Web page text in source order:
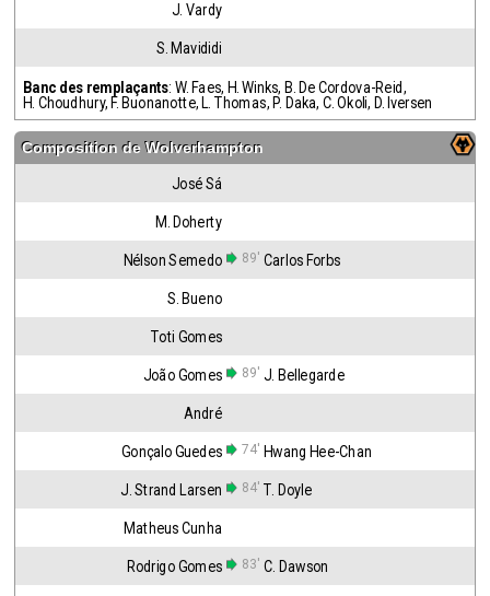
J. Vardy
S. Mavididi
Banc des remplaçants: W. Faes, H. Winks, B. De Cordova-Reid,
H. Choudhury, F. Buonanotte, L. Thomas, P. Daka, C. Okoli, D. Iversen
Composition deWolverhampton
José Sá
M. Doherty
Nélson Semedo 89' Carlos Forbs
S. Bueno
Toti Gomes
João Gomes 89' J. Bellegarde
André
Gonçalo Guedes 74' Hwang Hee-Chan
J. Strand Larsen 84' T. Doyle
Matheus Cunha
Rodrigo Gomes 83' C. Dawson